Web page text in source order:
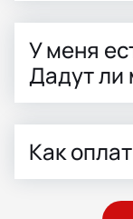
У меня
Дадут ли
Как